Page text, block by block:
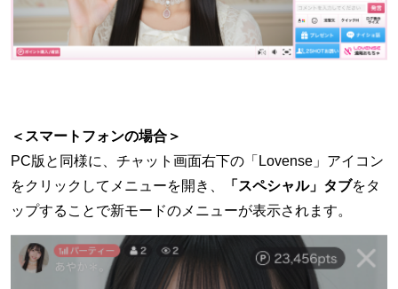
＜スマートフォンの場合＞
PC版と同様に、チャット画面右下の「Lovense」アイコン
をクリックしてメニューを開き、
「スペシャル」タブをタ
ップすることで新モードのメニューが表示されます。